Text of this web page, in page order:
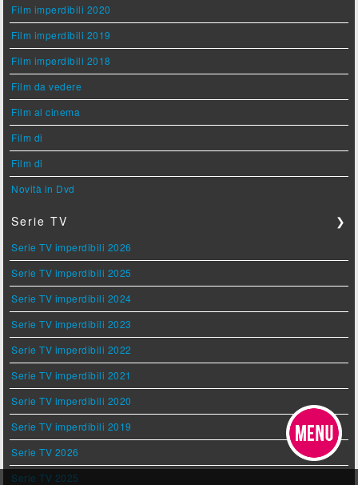
Film imperdibili 2020
Film imperdibili 2019
Film imperdibili 2018
Film da vedere
Film al cinema
Film di
Film di
Novità in Dvd
Serie TV ❯
Serie TV imperdibili 2026
Serie TV imperdibili 2025
Serie TV imperdibili 2024
Serie TV imperdibili 2023
Serie TV imperdibili 2022
Serie TV imperdibili 2021
Serie TV imperdibili 2020
Serie TV imperdibili 2019
Serie TV 2026
Serie TV 2025